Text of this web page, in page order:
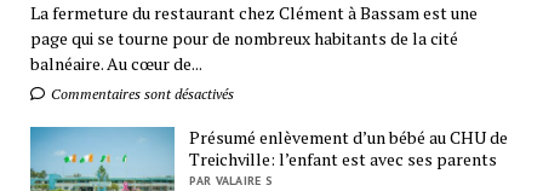
La fermeture du restaurant chez Clément à Bassam est une
page qui se tourne pour de nombreux habitants de la cité
balnéaire. Au cœur de...
Commentaires sont désactivés
Présumé enlèvement d’un bébé au CHU de
Treichville: l’enfant est avec ses parents
PAR VALAIRE S